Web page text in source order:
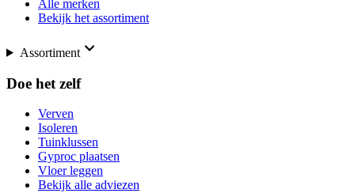
Alle merken
Bekijk het assortiment
Assortiment
Doe het zelf
Verven
Isoleren
Tuinklussen
Gyproc plaatsen
Vloer leggen
Bekijk alle adviezen